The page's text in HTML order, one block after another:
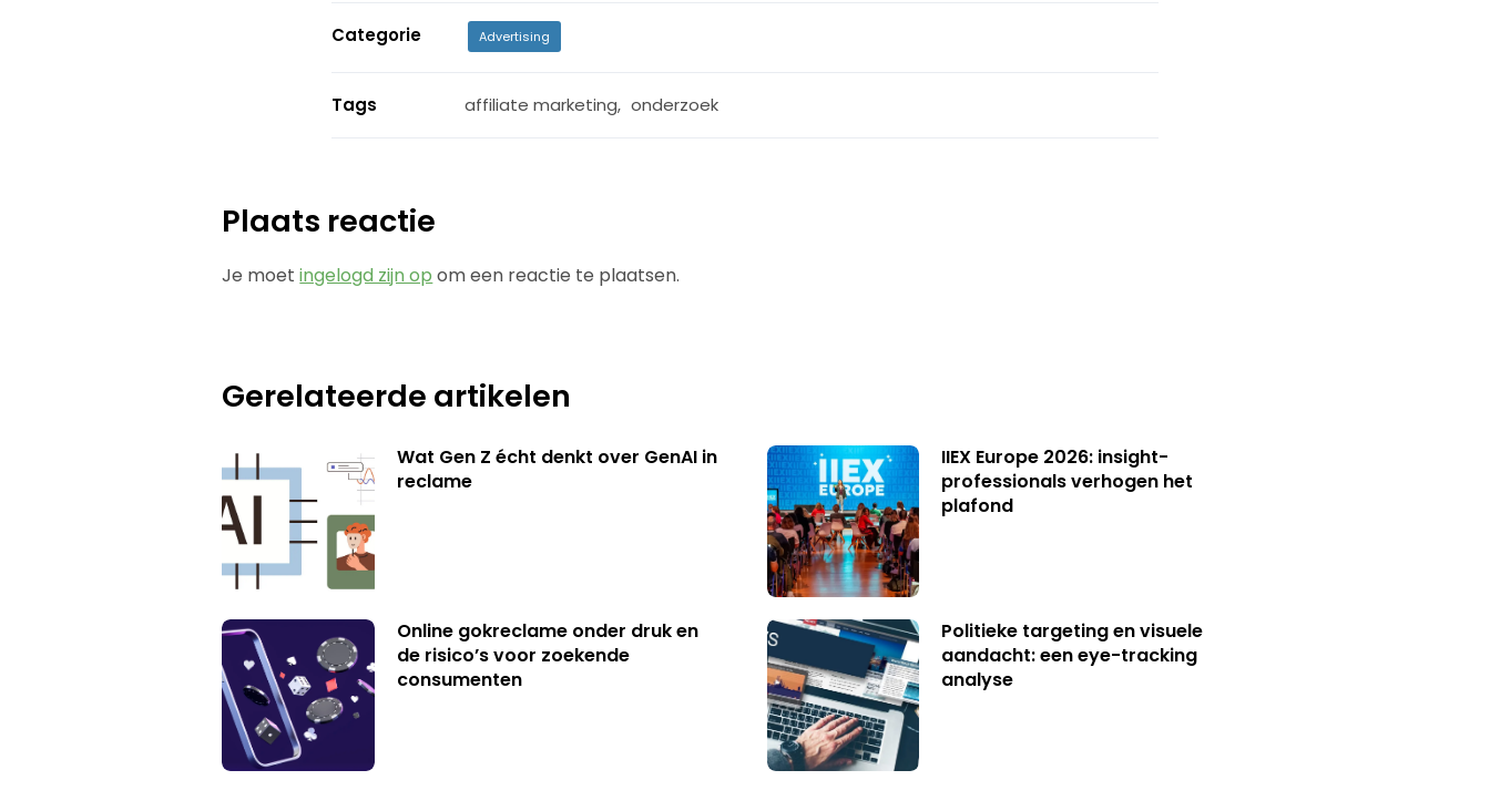
Categorie Advertising
Tags affiliate marketing, onderzoek
Plaats reactie
Je moetingelogd zijn op om een reactie te plaatsen.
Gerelateerde artikelen
Wat Gen Z écht denkt over GenAI in
reclame
IIEX Europe 2026: insight-
professionals verhogen het
plafond
Online gokreclame onder druk en
de risico’s voor zoekende
consumenten
Politieke targeting en visuele
aandacht: een eye-tracking
analyse